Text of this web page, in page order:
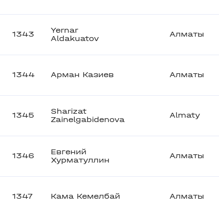
1343
Yernar
Aldakuatov
Алматы
1344 Арман Казиев Алматы
1345
Sharizat
Zainelgabidenova
Almaty
1346
Евгений
Хурматуллин
Алматы
1347 Кама Кемелбай Алматы